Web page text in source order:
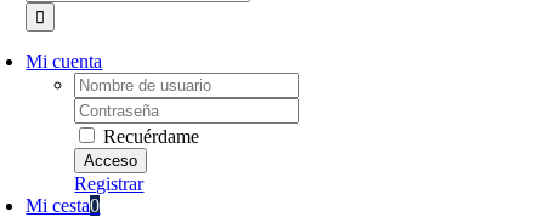
Mi cuenta
Username:
Password:
Recuérdame
Registrar
Mi cesta0